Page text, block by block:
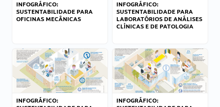
INFOGRÁFICO:
SUSTENTABILIDADE PARA
OFICINAS MECÂNICAS
INFOGRÁFICO:
SUSTENTABILIDADE PARA
LABORATÓRIOS DE ANÁLISES
CLÍNICAS E DE PATOLOGIA
INFOGRÁFICO:
INFOGRÁFICO: